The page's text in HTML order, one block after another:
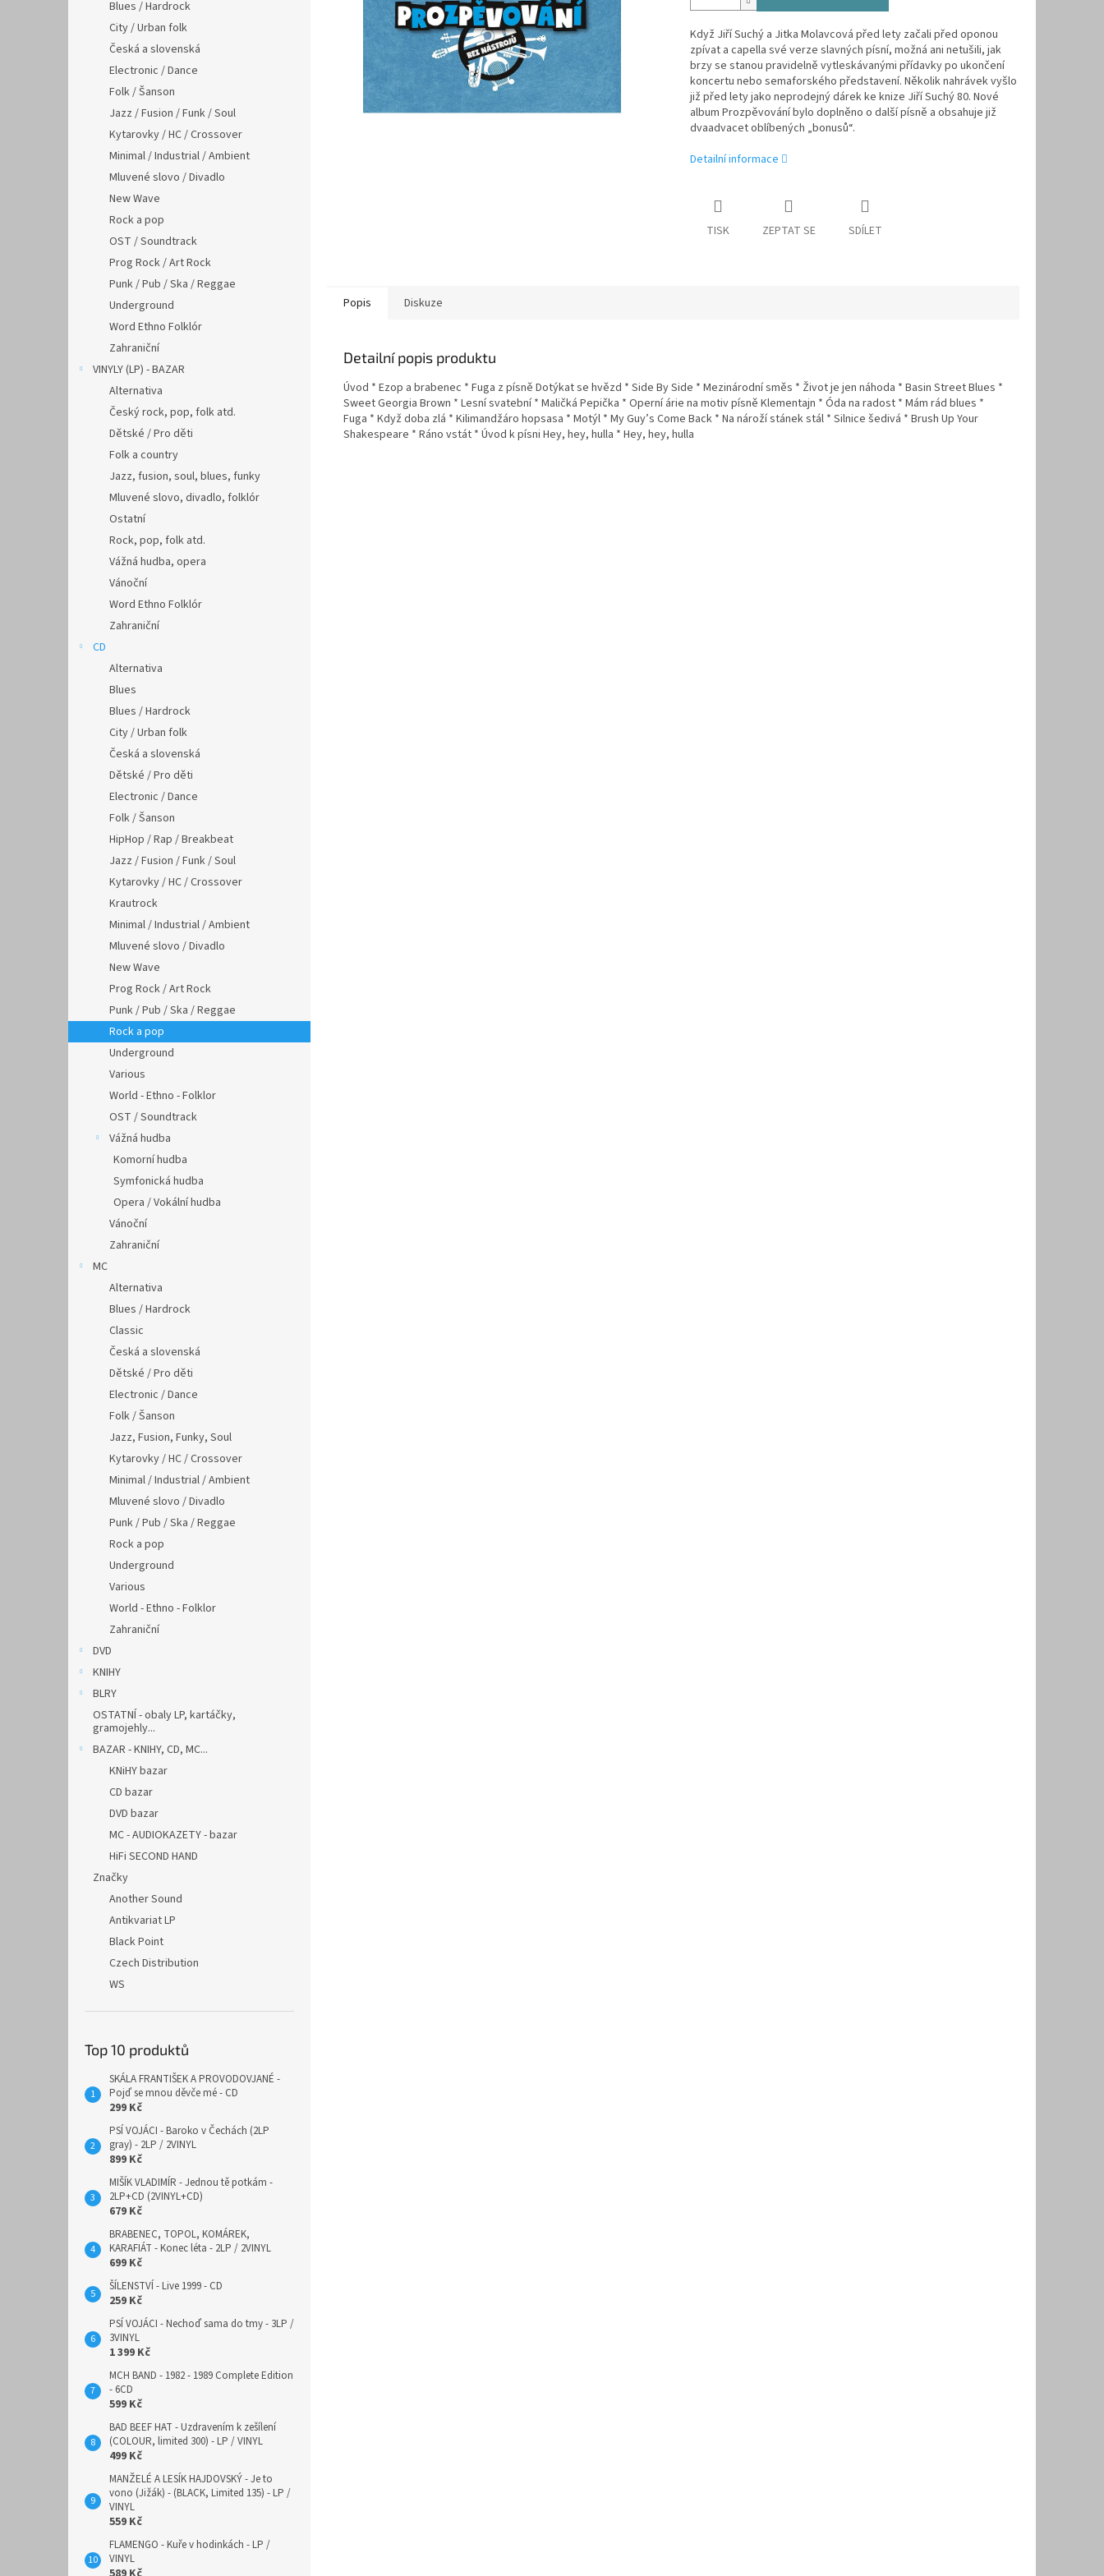
Blues / Hardrock
City / Urban folk
Česká a slovenská
Electronic / Dance
Folk / Šanson
Jazz / Fusion / Funk / Soul
Kytarovky / HC / Crossover
Minimal / Industrial / Ambient
Mluvené slovo / Divadlo
New Wave
Rock a pop
OST / Soundtrack
Prog Rock / Art Rock
Punk / Pub / Ska / Reggae
Underground
Word Ethno Folklór
Zahraniční
VINYLY (LP) - BAZAR
Alternativa
Český rock, pop, folk atd.
Dětské / Pro děti
Folk a country
Jazz, fusion, soul, blues, funky
Mluvené slovo, divadlo, folklór
Ostatní
Rock, pop, folk atd.
Vážná hudba, opera
Vánoční
Word Ethno Folklór
Zahraniční
CD
Alternativa
Blues
Blues / Hardrock
City / Urban folk
Česká a slovenská
Dětské / Pro děti
Electronic / Dance
Folk / Šanson
HipHop / Rap / Breakbeat
Jazz / Fusion / Funk / Soul
Kytarovky / HC / Crossover
Krautrock
Minimal / Industrial / Ambient
Mluvené slovo / Divadlo
New Wave
Prog Rock / Art Rock
Punk / Pub / Ska / Reggae
Rock a pop
Underground
Various
World - Ethno - Folklor
OST / Soundtrack
Vážná hudba
Komorní hudba
Symfonická hudba
Opera / Vokální hudba
Vánoční
Zahraniční
MC
Alternativa
Blues / Hardrock
Classic
Česká a slovenská
Dětské / Pro děti
Electronic / Dance
Folk / Šanson
Jazz, Fusion, Funky, Soul
Kytarovky / HC / Crossover
Minimal / Industrial / Ambient
Mluvené slovo / Divadlo
Punk / Pub / Ska / Reggae
Rock a pop
Underground
Various
World - Ethno - Folklor
Zahraniční
DVD
KNIHY
BLRY
OSTATNÍ - obaly LP, kartáčky,
gramojehly...
BAZAR - KNIHY, CD, MC...
KNiHY bazar
CD bazar
DVD bazar
MC - AUDIOKAZETY - bazar
HiFi SECOND HAND
Značky
Another Sound
Antikvariat LP
Black Point
Czech Distribution
WS
Top 10 produktů
SKÁLA FRANTIŠEK A PROVODOVJANÉ -
Pojď se mnou děvče mé - CD
299 Kč
PSÍ VOJÁCI - Baroko v Čechách (2LP
gray) - 2LP / 2VINYL
899 Kč
MIŠÍK VLADIMÍR - Jednou tě potkám -
2LP+CD (2VINYL+CD)
679 Kč
BRABENEC, TOPOL, KOMÁREK,
KARAFIÁT - Konec léta - 2LP / 2VINYL
699 Kč
ŠÍLENSTVÍ - Live 1999 - CD
259 Kč
PSÍ VOJÁCI - Nechoď sama do tmy - 3LP /
3VINYL
1 399 Kč
MCH BAND - 1982 - 1989 Complete Edition
- 6CD
599 Kč
BAD BEEF HAT - Uzdravením k zešílení
(COLOUR, limited 300) - LP / VINYL
499 Kč
MANŽELÉ A LESÍK HAJDOVSKÝ - Je to
vono (Jižák) - (BLACK, Limited 135) - LP /
VINYL
559 Kč
FLAMENGO - Kuře v hodinkách - LP /
VINYL
Když Jiří Suchý a Jitka Molavcová před lety začali před oponou
zpívat a capella své verze slavných písní, možná ani netušili, jak
brzy se stanou pravidelně vytleskávanými přídavky po ukončení
koncertu nebo semaforského představení. Několik nahrávek vyšlo
již před lety jako neprodejný dárek ke knize Jiří Suchý 80. Nové
album Prozpěvování bylo doplněno o další písně a obsahuje již
dvaadvacet oblíbených „bonusů“.
Detailní informace
TISK ZEPTAT SE SDÍLET
Popis Diskuze
Detailní popis produktu
Úvod * Ezop a brabenec * Fuga z písně Dotýkat se hvězd * Side By Side * Mezinárodní směs * Život je jen náhoda * Basin Street Blues *
Sweet Georgia Brown * Lesní svatební * Maličká Pepička * Operní árie na motiv písně Klementajn * Óda na radost * Mám rád blues *
Fuga * Když doba zlá * Kilimandžáro hopsasa * Motýl * My Guy’s Come Back * Na nároží stánek stál * Silnice šedivá * Brush Up Your
Shakespeare * Ráno vstát * Úvod k písni Hey, hey, hulla * Hey, hey, hulla